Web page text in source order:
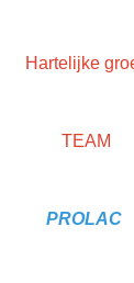
Hartelijke
TEAM
PROLAC